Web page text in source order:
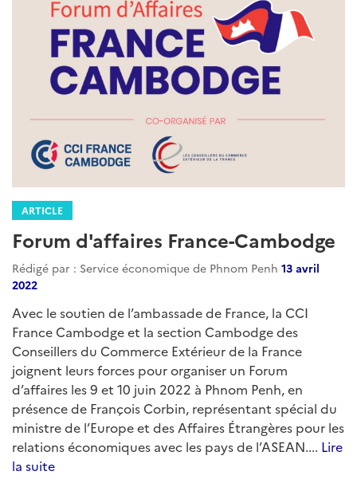
ARTICLE
Forum d'affaires France-Cambodge
Rédigé par : Service économique de Phnom Penh 13 avril
2022
Avec le soutien de l’ambassade de France, la CCI
France Cambodge et la section Cambodge des
Conseillers du Commerce Extérieur de la France
joignent leurs forces pour organiser un Forum
d’affaires les 9 et 10 juin 2022 à Phnom Penh, en
présence de François Corbin, représentant spécial du
ministre de l’Europe et des Affaires Étrangères pour les
relations économiques avec les pays de l’ASEAN.... Lire
la suite